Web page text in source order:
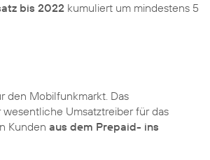
bis 2022 kumuliert um mindestens 5
den Mobilfunkmarkt. Das
Umsatztreiber für das
Kunden aus dem Prepaid- ins